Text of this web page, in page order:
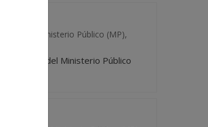
del Ministerio Público (MP),
fiscales del Ministerio Público